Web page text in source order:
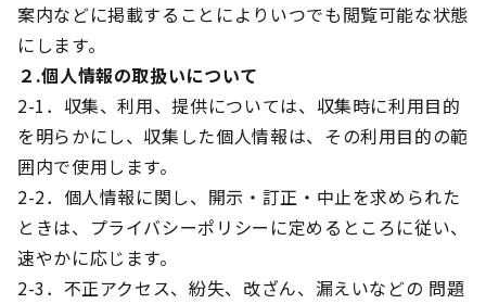
案内などに掲載することによりいつでも閲覧可能な状態
にします。
２.個人情報の取扱いについて
2-1．収集、利用、提供については、収集時に利用目的
を明らかにし、収集した個人情報は、その利用目的の範
囲内で使用します。
2-2．個人情報に関し、開示・訂正・中止を求められた
ときは、プライバシーポリシーに定めるところに従い、
速やかに応じます。
2-3．不正アクセス、紛失、改ざん、漏えいなどの 問題